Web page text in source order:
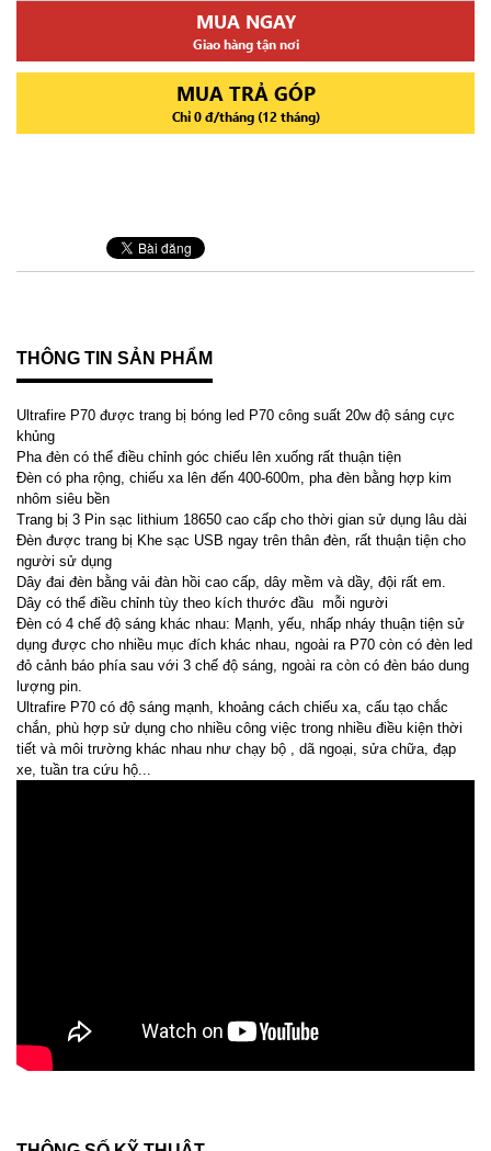
MUA NGAY
Giao hàng tận nơi
MUA TRẢ GÓP
Chỉ 0 đ/tháng (12 tháng)
THÔNG TIN SẢN PHẨM
Ultrafire P70 được trang bị bóng led P70 công suất 20w độ sáng cực
khủng
Pha đèn có thể điều chỉnh góc chiếu lên xuống rất thuận tiện
Đèn có pha rộng, chiếu xa lên đến 400-600m, pha đèn bằng hợp kim
nhôm siêu bền
Trang bị 3 Pin sạc lithium 18650 cao cấp cho thời gian sử dụng lâu dài
Đèn được trang bị Khe sạc USB ngay trên thân đèn, rất thuận tiện cho
người sử dụng
Dây đai đèn bằng vải đàn hồi cao cấp, dây mềm và dầy, đội rất em.
Dây có thể điều chỉnh tùy theo kích thước đầu mỗi người
Đèn có 4 chế độ sáng khác nhau: Mạnh, yếu, nhấp nháy thuận tiện sử
dụng được cho nhiều mục đích khác nhau, ngoài ra P70 còn có đèn led
đỏ cảnh báo phía sau với 3 chế độ sáng, ngoài ra còn có đèn báo dung
lượng pin.
Ultrafire P70 có độ sáng mạnh, khoảng cách chiếu xa, cấu tạo chắc
chắn, phù hợp sử dụng cho nhiều công việc trong nhiều điều kiện thời
tiết và môi trường khác nhau như chạy bộ , dã ngoại, sửa chữa, đạp
xe, tuần tra cứu hộ...